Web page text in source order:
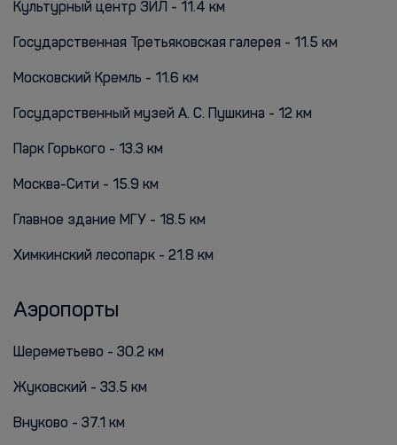
Культурный центр ЗИЛ - 11.4 км
Государственная Третьяковская галерея - 11.5 км
Московский Кремль - 11.6 км
Государственный музей А. С. Пушкина - 12 км
Парк Горького - 13.3 км
Москва-Сити - 15.9 км
Главное здание МГУ - 18.5 км
Химкинский лесопарк - 21.8 км
Аэропорты
Шереметьево - 30.2 км
Жуковский - 33.5 км
Внуково - 37.1 км